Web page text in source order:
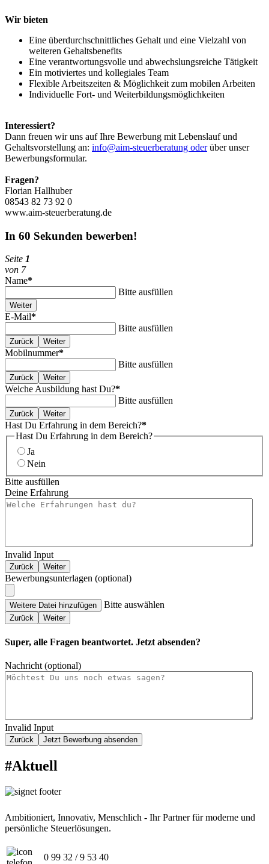
Wir bieten
Eine überdurchschnittliches Gehalt und eine Vielzahl von
weiteren Gehaltsbenefits
Eine verantwortungsvolle und abwechslungsreiche Tätigkeit
Ein motiviertes und kollegiales Team
Flexible Arbeitszeiten & Möglichkeit zum mobilen Arbeiten
Individuelle Fort- und Weiterbildungsmöglichkeiten
Interessiert?
Dann freuen wir uns auf Ihre Bewerbung mit Lebenslauf und
Gehaltsvorstellung an: info@aim-steuerberatung oderüber unser
Bewerbungsformular.
Fragen?
Florian Hallhuber
08543 82 73 92 0
www.aim-steuerberatung.de
In 60 Sekunden bewerben!
Seite 1
von 7
Name*
Bitte ausfüllen
Weiter
E-Mail*
Bitte ausfüllen
Zurück Weiter
Mobilnummer*
Bitte ausfüllen
Zurück Weiter
Welche Ausbildung hast Du?*
Bitte ausfüllen
Zurück Weiter
Hast Du Erfahrung in dem Bereich?*
Hast Du Erfahrung in dem Bereich?
Ja
Nein
Bitte ausfüllen
Deine Erfahrung
Invalid Input
Zurück Weiter
Bewerbungsunterlagen (optional)
Weitere Datei hinzufügen Bitte auswählen
Zurück Weiter
Super, alle Fragen beantwortet. Jetzt absenden?
Nachricht (optional)
Invalid Input
Zurück Jetzt Bewerbung absenden
#Aktuell
Ambitioniert, Innovativ, Menschlich - Ihr Partner für moderne und
persönliche Steuerlösungen.
0 99 32 / 9 53 40